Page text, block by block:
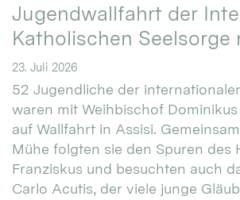
Jugendwallfahrt der
Katholischen Seelsorge
23. Juli 2026
52 Jugendliche der
waren mit Weihbischof
auf Wallfahrt in Assisi.
Mühe folgten sie den Spuren des
Franziskus und besuchten auch
Carlo Acutis, der viele junge